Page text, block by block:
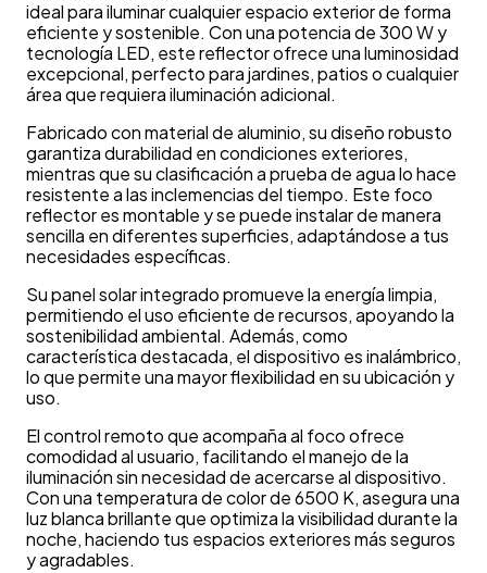
ideal para iluminar cualquier espacio exterior de forma
eficiente y sostenible. Con una potencia de 300 W y
tecnología LED, este reflector ofrece una luminosidad
excepcional, perfecto para jardines, patios o cualquier
área que requiera iluminación adicional.
Fabricado con material de aluminio, su diseño robusto
garantiza durabilidad en condiciones exteriores,
mientras que su clasificación a prueba de agua lo hace
resistente a las inclemencias del tiempo. Este foco
reflector es montable y se puede instalar de manera
sencilla en diferentes superficies, adaptándose a tus
necesidades específicas.
Su panel solar integrado promueve la energía limpia,
permitiendo el uso eficiente de recursos, apoyando la
sostenibilidad ambiental. Además, como
característica destacada, el dispositivo es inalámbrico,
lo que permite una mayor flexibilidad en su ubicación y
uso.
El control remoto que acompaña al foco ofrece
comodidad al usuario, facilitando el manejo de la
iluminación sin necesidad de acercarse al dispositivo.
Con una temperatura de color de 6500 K, asegura una
luz blanca brillante que optimiza la visibilidad durante la
noche, haciendo tus espacios exteriores más seguros
y agradables.